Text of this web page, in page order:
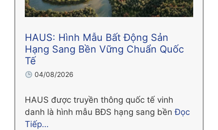
HAUS: Hình Mẫu Bất Động Sản
Hạng Sang Bền Vững Chuẩn Quốc
Tế
04/08/2026
HAUS được truyền thông quốc tế vinh
danh là hình mẫu BĐS hạng sang bền Đọc
Tiếp…